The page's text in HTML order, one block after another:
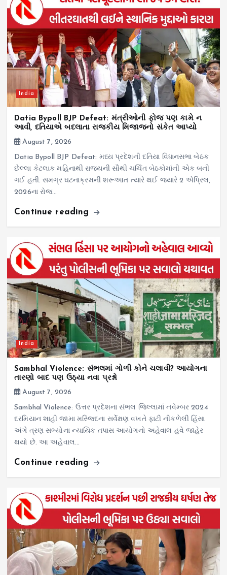
India
Datia Bypoll BJP Defeat: મંત્રીઓની ફોજ પણ કામે ન
આવી, દતિયાએ બદલાતા રાજકીય મિજાજનો સંકેત આપ્યો
August 7, 2026
Datia Bypoll BJP Defeat: મધ્ય પ્રદેશની દતિયા વિધાનસભા બેઠક
છેલ્લા કેટલાક મહિનાથી રાજ્યની સૌથી ચર્ચિત બેઠકોમાંની એક બની
ગઈ હતી. સમગ્ર ઘટનાક્રમની શરૂઆત ત્યારે થઈ જ્યારે 2 એપ્રિલ,
2026ના રોજ…
Continue reading
India
Sambhal Violence: સંભલમાં ગોળી કોને ચલાવી? આયોગના
તારણો બાદ પણ ઉઠ્યા નવા પ્રશ્નો
August 7, 2026
Sambhal Violence: ઉત્તર પ્રદેશના સંભલ જિલ્લામાં નવેમ્બર 2024
દરમિયાન શાહી જામા મસ્જિદના સર્વેક્ષણ વખતે ફાટી નીકળેલી હિંસા
અંગે ત્રણ સભ્યોના ન્યાયિક તપાસ આયોગનો અહેવાલ હવે જાહેર
થયો છે. આ અહેવાલ…
Continue reading